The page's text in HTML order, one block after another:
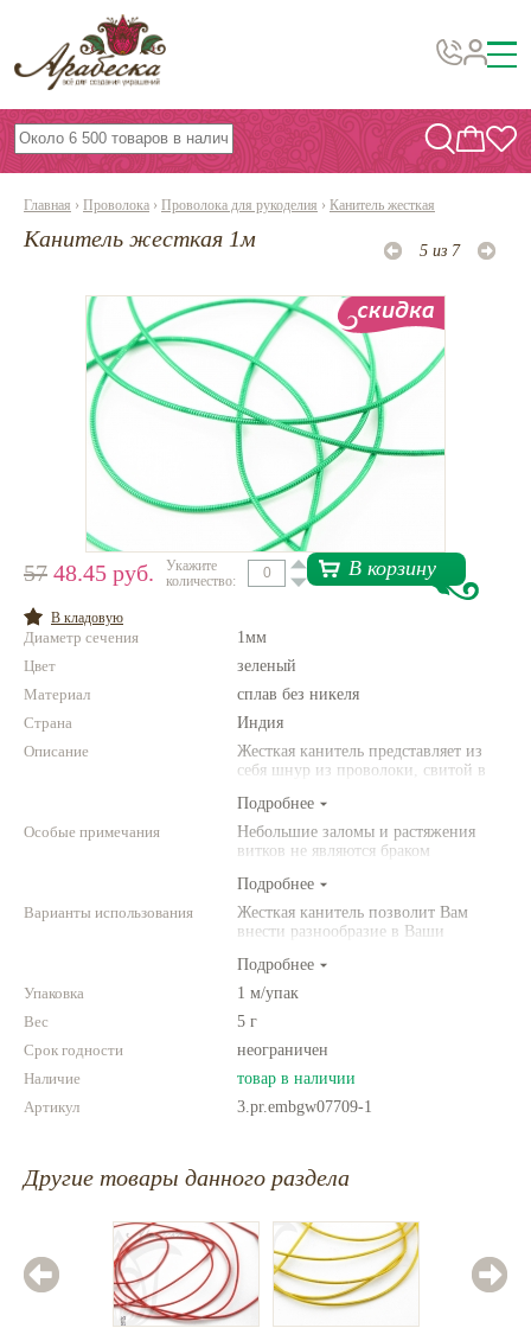
Бусины, подвески, декор
Бисер
Проволока
Инструменты и материалы
Эпоксидная смола
Шнуры, ленты, нитки
По темам и сезонам
Бисер TOHO
Нетемнеющая фурнитура
Всё для вышивки
Проволока
Натуральные камни
Фотофорум
Главная › Проволока › Проволока для рукоделия › Канитель жесткая
Канитель жесткая 1м 5 из 7
57 48.45 руб.
Укажите
количество:
В корзину
В кладовую
Диаметр сечения
1мм
Цвет
зеленый
Материал
сплав без никеля
Страна
Индия
Описание
Жесткая канитель представляет из
себя шнур из проволоки, свитой в
хорошо держит форму. В упаковке
один-два отрезка длиной 1м. Вес -
около 3,4 грамм.
Подробнее
Особые примечания
Небольшие заломы и растяжения
витков не являются браком
Подробнее
Варианты использования
Жесткая канитель позволит Вам
внести разнообразие в Ваши
нее Вы можете создать усики у
бабочки, веточки растений и
воспроизвести другие объемные
эффекты. Фантазируйте!
Подробнее
Упаковка
1 м/упак
Вес
5 г
Срок годности
неограничен
Наличие
товар в наличии
Артикул
3.pr.embgw07709-1
Другие товары данного раздела